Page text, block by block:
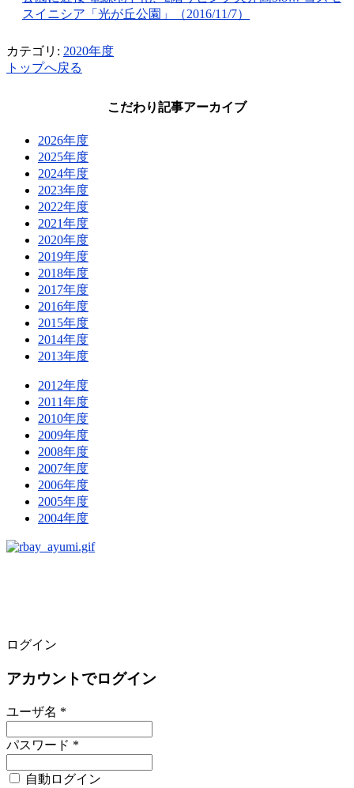
スイニシア「光が丘公園」（2016/11/7）
カテゴリ: 2020年度
トップへ戻る
こだわり記事アーカイブ
2026年度
2025年度
2024年度
2023年度
2022年度
2021年度
2020年度
2019年度
2018年度
2017年度
2016年度
2015年度
2014年度
2013年度
2012年度
2011年度
2010年度
2009年度
2008年度
2007年度
2006年度
2005年度
2004年度
ログイン
アカウントでログイン
ユーザ名 *
パスワード *
自動ログイン